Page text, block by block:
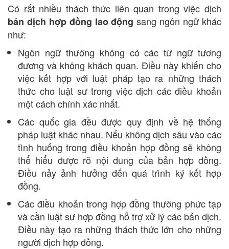
Có rất nhiều thách thức liên quan trong việc dịch
bản dịch hợp đồng lao độngsang ngôn ngữ khác
như:
Ngôn ngữ thường không có các từ ngữ tương
đương và không khách quan. Điều này khiến cho
việc kết hợp với luật pháp tạo ra những thách
thức cho luật sư trong việc dịch các điều khoản
một cách chính xác nhất.
Các quốc gia đều được quy định về hệ thống
pháp luật khác nhau. Nếu không dịch sâu vào các
tình huống trong điều khoản hợp đồng sẽ không
thể hiểu được rõ nội dung của bản hợp đồng.
Điều nảy ảnh hưởng đến quá trình ký kết hợp
đồng.
Các điều khoản trong hợp đồng thường phức tạp
và cần luật sư hợp đồng hỗ trợ xử lý các bản dịch.
Điều này tạo ra những thách thức lớn cho những
người dịch hợp đồng.